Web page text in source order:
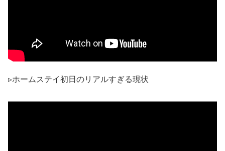
▹ホームステイ初日のリアルすぎる現状